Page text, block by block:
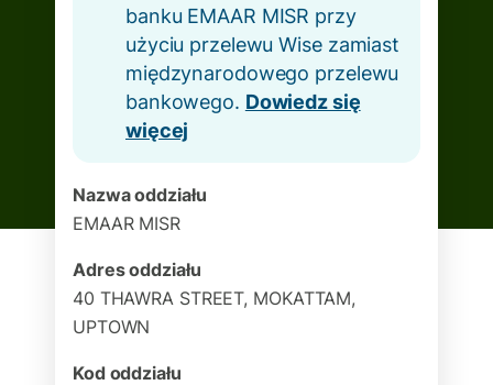
banku EMAAR MISR przy
użyciu przelewu Wise zamiast
międzynarodowego przelewu
bankowego. Dowiedz się
więcej
Nazwa oddziału
EMAAR MISR
Adres oddziału
40 THAWRA STREET, MOKATTAM,
UPTOWN
Kod oddziału